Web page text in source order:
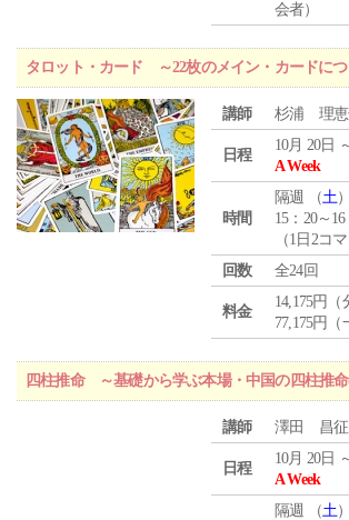
会者）
タロット・カード ～22枚のメイン・カードに
講師 杉浦 理恵
日程
10月 20日
A Week
時間
隔週 （土）
15：20～
（1日2コマ
回数
全24回
料金
14,175円
77,175円（
四柱推命 ～基礎から学ぶ本場・中国の四柱推
講師 澤田 昌征
日程
10月 20日
A Week
隔週 （土）